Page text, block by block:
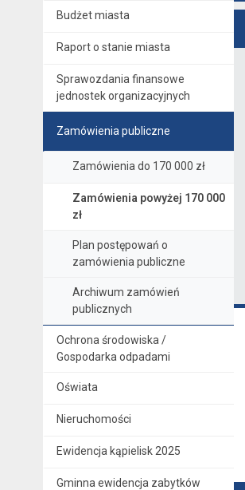
Budżet miasta
Raport o stanie miasta
Sprawozdania finansowe
jednostek organizacyjnych
Zamówienia publiczne
Zamówienia do 170 000 zł
Zamówienia powyżej 170 000
zł
Plan postępowań o
zamówienia publiczne
Archiwum zamówień
publicznych
Ochrona środowiska /
Gospodarka odpadami
Oświata
Nieruchomości
Ewidencja kąpielisk 2025
Gminna ewidencja zabytków